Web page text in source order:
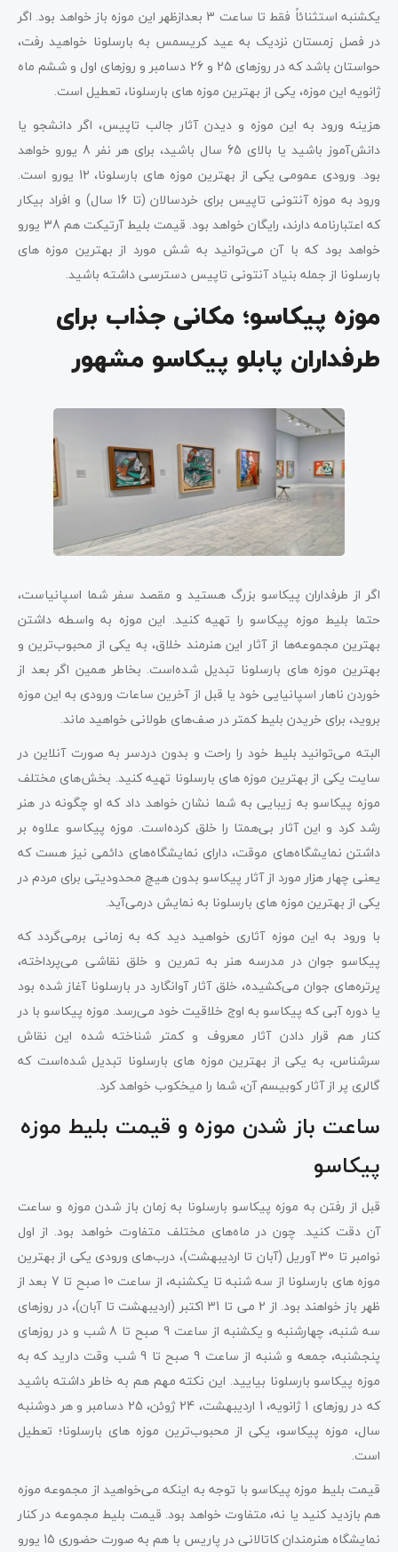
یکشنبه استثنائاً فقط تا ساعت 3 بعدازظهر این موزه باز خواهد بود. اگر
در فصل زمستان نزدیک به عید کریسمس به بارسلونا خواهید رفت،
حواستان باشد که در روزهای 25 و 26 دسامبر و روزهای اول و ششم ماه
ژانویه این موزه، یکی از بهترین موزه های بارسلونا، تعطیل است.
هزینه ورود به این موزه و دیدن آثار جالب تاپیس، اگر دانشجو یا
دانش‌آموز باشید یا بالای 65 سال باشید، برای هر نفر 8 یورو خواهد
بود. ورودی عمومی یکی از بهترین موزه های بارسلونا، 12 یورو است.
ورود به موزه آنتونی تاپیس برای خردسالان (تا 16 سال) و افراد بیکار
که اعتبارنامه دارند، رایگان خواهد بود. قیمت بلیط آرتیکت هم 38 یورو
خواهد بود که با آن می‌توانید به شش مورد از بهترین موزه های
بارسلونا از جمله بنیاد آنتونی تاپیس دسترسی داشته باشید.
موزه پیکاسو؛ مکانی جذاب برای
طرفداران پابلو پیکاسو مشهور
اگر از طرفداران پیکاسو بزرگ هستید و مقصد سفر شما اسپانیاست،
حتما بلیط موزه پیکاسو را تهیه کنید. این موزه به واسطه داشتن
بهترین مجموعه‌ها از آثار این هنرمند خلاق، به یکی از محبوب‌ترین و
بهترین موزه های بارسلونا تبدیل شده‌است. بخاطر همین اگر بعد از
خوردن ناهار اسپانیایی خود یا قبل از آخرین ساعات ورودی به این موزه
بروید، برای خریدن بلیط کمتر در صف‌های طولانی خواهید ماند.
البته می‌توانید بلیط خود را راحت و بدون دردسر به صورت آنلاین در
سایت یکی از بهترین موزه های بارسلونا تهیه کنید. بخش‌های مختلف
موزه پیکاسو به زیبایی به شما نشان خواهد داد که او چگونه در هنر
رشد کرد و این آثار بی‌همتا را خلق کرده‌است. موزه پیکاسو علاوه بر
داشتن نمایشگاه‌های موقت، دارای نمایشگاه‌های دائمی نیز هست که
یعنی چهار هزار مورد از آثار پیکاسو بدون هیچ محدودیتی برای مردم در
یکی از بهترین موزه های بارسلونا به نمایش درمی‌آید.
با ورود به این موزه آثاری خواهید دید که به زمانی برمی‌گردد که
پیکاسو جوان در مدرسه هنر به تمرین و خلق نقاشی می‌پرداخته،
پرتره‌های جوان می‌کشیده، خلق آثار آوانگارد در بارسلونا آغاز شده بود
یا دوره آبی که پیکاسو به اوج خلاقیت خود می‌رسد. موزه پیکاسو با در
کنار هم قرار دادن آثار معروف و کمتر شناخته شده این نقاش
سرشناس، به یکی از بهترین موزه های بارسلونا تبدیل شده‌است که
گالری پر از آثار کوبیسم آن، شما را میخکوب خواهد کرد.
ساعت باز شدن موزه و قیمت بلیط موزه
پیکاسو
قبل از رفتن به موزه پیکاسو بارسلونا به زمان باز شدن موزه و ساعت
آن دقت کنید. چون در ماه‌های مختلف متفاوت خواهد بود. از اول
نوامبر تا 30 آوریل (آبان تا اردیبهشت)، درب‌های ورودی یکی از بهترین
موزه های بارسلونا از سه شنبه تا یکشنبه، از ساعت 10 صبح تا 7 بعد از
ظهر باز خواهند بود. از 2 می تا 31 اکتبر (اردیبهشت تا آبان)، در روزهای
سه شنبه، چهارشنبه و یکشنبه از ساعت 9 صبح تا 8 شب و در روزهای
پنجشنبه، جمعه و شنبه از ساعت 9 صبح تا 9 شب وقت دارید که به
موزه پیکاسو بارسلونا بیایید. این نکته مهم هم به خاطر داشته باشید
که در روزهای 1 ژانویه، 1 اردیبهشت، 24 ژوئن، 25 دسامبر و هر دوشنبه
سال، موزه پیکاسو، یکی از محبوب‌ترین موزه های بارسلونا؛ تعطیل
است.
قیمت بلیط موزه پیکاسو با توجه به اینکه می‌خواهید از مجموعه موزه
هم بازدید کنید یا نه، متفاوت خواهد بود. قیمت بلیط مجموعه در کنار
نمایشگاه هنرمندان کاتالانی در پاریس با هم به صورت حضوری 15 یورو